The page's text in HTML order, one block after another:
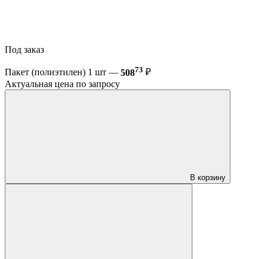
Под заказ
Пакет (полиэтилен) 1 шт — 50873 ₽
Актуальная цена по запросу
В корзину